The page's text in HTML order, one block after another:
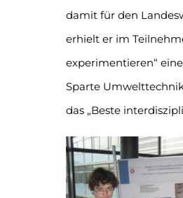
damit für den
erhielt er im
experimentieren“
Sparte
das „Beste